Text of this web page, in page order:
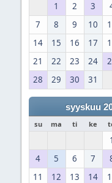
1 2 3
7
8 9 10
14
15 16 17
21
22 23 24
28
29 30 31
syyskuu
su ma ti ke
1
4
5 6 7
11
12 13 14